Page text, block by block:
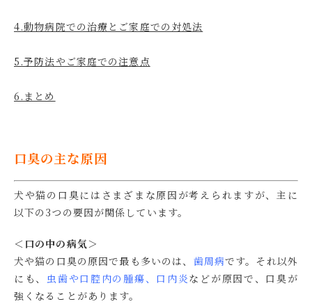
4.動物病院での治療とご家庭での対処法
5.予防法やご家庭での注意点
6.まとめ
口臭の主な原因
犬や猫の口臭にはさまざまな原因が考えられますが、主に
以下の3つの要因が関係しています。
＜口の中の病気＞
犬や猫の口臭の原因で最も多いのは、 歯周病です。それ以外
にも、 虫歯や口腔内の腫瘍、口内炎などが原因で、口臭が
強くなることがあります。